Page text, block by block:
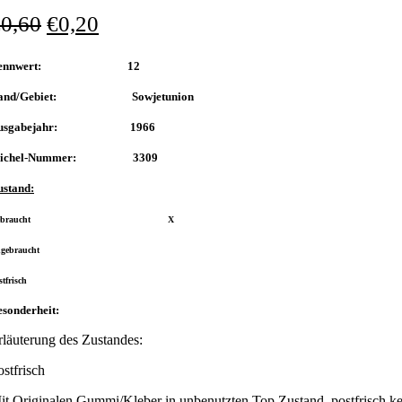
0,60 €0,20
12
Gebiet: Sowjetunion
1966
Nummer: 3309
X
des Zustandes: